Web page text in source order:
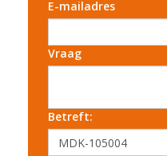
E-mailadres
Vraag
Betreft: